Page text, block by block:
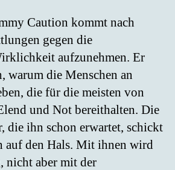
Caution kommt nach
gegen die
aufzunehmen. Er
warum die Menschen an
die für die meisten von
und Not bereithalten. Die
die ihn schon erwartet, schickt
auf den Hals. Mit ihnen wird
nicht aber mit der